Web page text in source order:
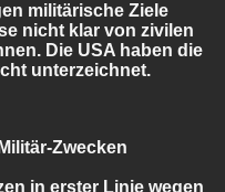
militärische Ziele
nicht klar von zivilen
Die USA haben die
unterzeichnet.
Zwecken
in erster Linie wegen